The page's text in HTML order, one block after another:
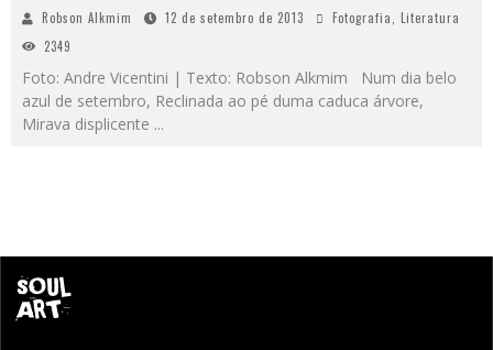
Robson Alkmim 12 de setembro de 2013 Fotografia, Literatura
2349
Foto: Andre Vicentini | Texto: Robson Alkmim Num dia belo
azul de setembro, Reclinada ao pé duma caduca árvore,
Mirava displicente ...